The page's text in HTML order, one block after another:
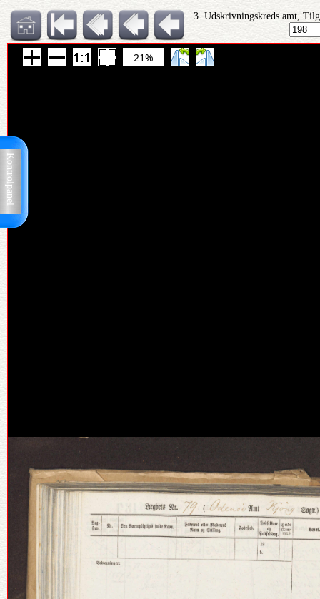
Kontrolpanel
3. Udskrivningskreds amt,
21%